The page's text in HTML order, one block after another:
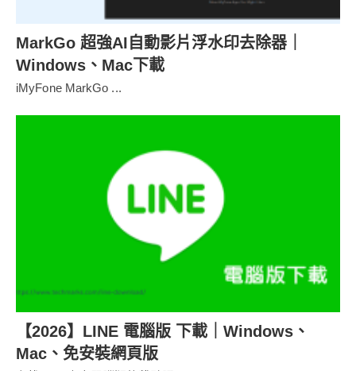
MarkGo 超強AI自動影片浮水印去除器｜
Windows、Mac下載
iMyFone MarkGo ...
【2026】LINE 電腦版 下載｜Windows、
Mac、免安裝網頁版